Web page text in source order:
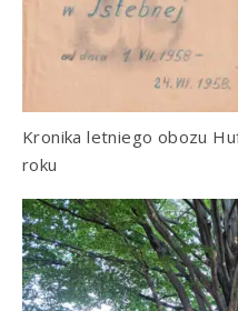
Kronika letniego obozu
roku